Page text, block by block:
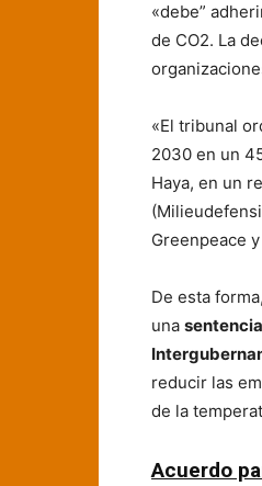
«debe”
de CO2. La
«El tribunal
2030 en un
Haya, en un
Greenpeace
De esta
una
reducir las
de la
Acuerdo